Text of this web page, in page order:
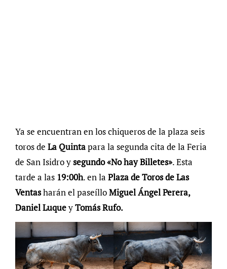
Ya se encuentran en los chiqueros de la plaza seis
toros de La Quintapara la segunda cita de la Feria
de San Isidro ysegundo «No hay Billetes». Esta
tarde a las 19:00h. en la Plaza de Toros de Las
Ventasharán el paseílloMiguel Ángel Perera,
Daniel LuqueyTomás Rufo.